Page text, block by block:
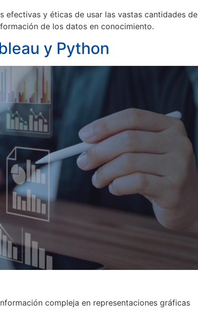
efectivas y éticas de usar las vastas cantidades de
de los datos en conocimiento.
y Python
compleja en representaciones gráficas